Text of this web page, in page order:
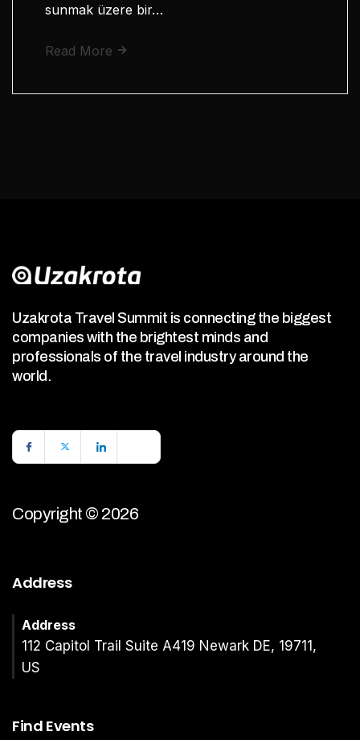
sunmak üzere bir…
Read More
Uzakrota Travel Summit is connecting the biggest
companies with the brightest minds and
professionals of the travel industry around the
world.
Copyright © 2026
Address
Address
112 Capitol Trail Suite A419 Newark DE, 19711,
US
Find Events